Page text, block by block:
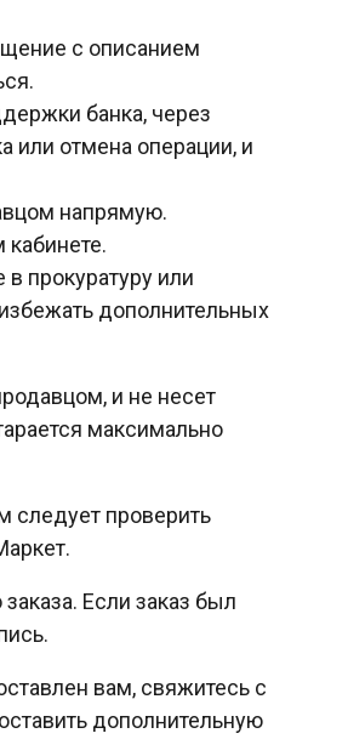
с описанием
банка, через
или отмена операции, и
напрямую.
прокуратуру или
дополнительных
и не несет
максимально
следует проверить
Если заказ был
вам, свяжитесь с
дополнительную